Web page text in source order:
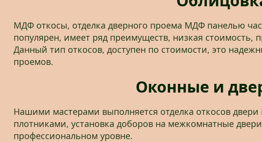
МДФ откосы, отделка дверного проема МДФ панелью
популярен, имеет ряд преимуществ, низкая
Данный тип откосов, доступен по стоимости, это
проемов.
Оконные и
Нашими мастерами выполняется отделка откосов
плотниками, установка доборов на межкомнатные
профессиональном уровне.